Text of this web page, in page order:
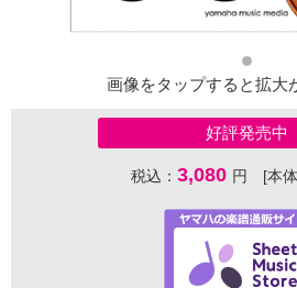
画像をタップすると拡大
好評発売中
税込： 3,080 円 [本体